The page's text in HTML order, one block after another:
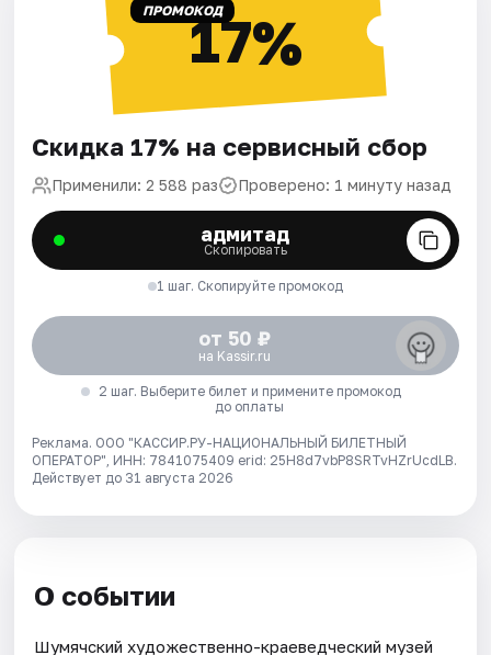
ПРОМОКОД17%
Скидка 17% на сервисный сбор
Применили: 2 588 раз Проверено: 1 минуту назад
адмитад
Скопировать
1 шаг. Скопируйте промокод
от 50 ₽
на Kassir.ru
2 шаг. Выберите билет и примените промокод
до оплаты
Реклама. ООО "КАССИР.РУ-НАЦИОНАЛЬНЫЙ БИЛЕТНЫЙ
ОПЕРАТОР", ИНН: 7841075409 erid: 25H8d7vbP8SRTvHZrUcdLB.
Действует до 31 августа 2026
О событии
Шумячский художественно-краеведческий музей